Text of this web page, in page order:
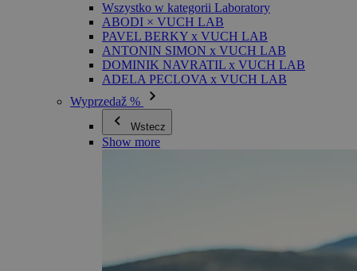
Wszystko w kategorii Laboratory
ABODI × VUCH LAB
PAVEL BERKY x VUCH LAB
ANTONIN SIMON x VUCH LAB
DOMINIK NAVRATIL x VUCH LAB
ADELA PECLOVA x VUCH LAB
Wyprzedaž %
Wstecz
Show more